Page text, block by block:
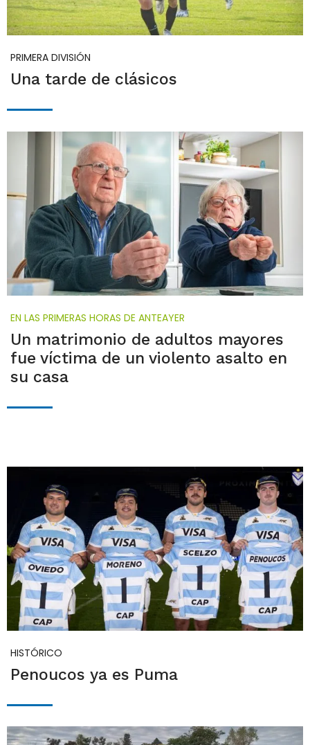
PRIMERA DIVISIÓN
Una tarde de clásicos
EN LAS PRIMERAS HORAS DE ANTEAYER
Un matrimonio de adultos mayores
fue víctima de un violento asalto en
su casa
HISTÓRICO
Penoucos ya es Puma